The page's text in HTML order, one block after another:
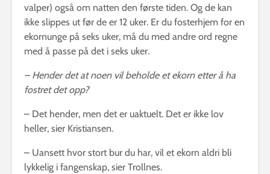
valper) også om natten den første tiden. Og de kan
ikke slippes ut før de er 12 uker. Er du fosterhjem for en
ekornunge på seks uker, må du med andre ord regne
med å passe på det i seks uker.
– Hender det at noen vil beholde et ekorn etter å ha
fostret det opp?
– Det hender, men det er uaktuelt. Det er ikke lov
heller, sier Kristiansen.
– Uansett hvor stort bur du har, vil et ekorn aldri bli
lykkelig i fangenskap, sier Trollnes.